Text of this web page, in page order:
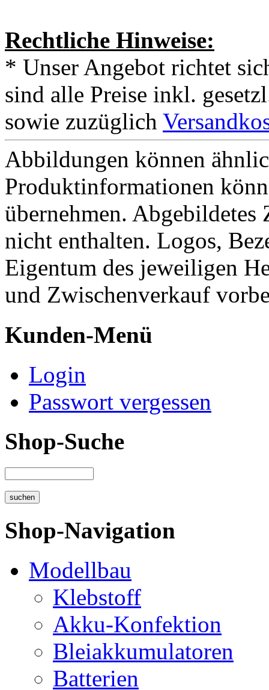
Rechtliche Hinweise:
* Unser Angebot richtet
sind alle Preise inkl.
sowie zuzüglich
Abbildungen können
Produktinformationen
übernehmen.
nicht enthalten. Logos,
Eigentum des jeweiligen
und Zwischenverkauf
Kunden-Menü
Login
Passwort vergessen
Shop-Suche
Shop-Navigation
Modellbau
Klebstoff
Akku-Konfektion
Bleiakkumulatoren
Batterien